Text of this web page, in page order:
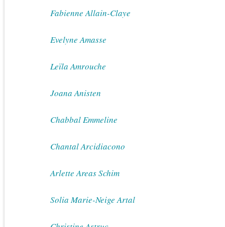
Fabienne Allain-Claye
Evelyne Amasse
Leïla Amrouche
Joana Anisten
Chabbal Emmeline
Chantal Arcidiacono
Arlette Areas Schim
Solia Marie-Neige Artal